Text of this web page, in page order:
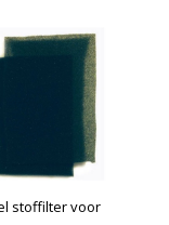
stoffilter voor